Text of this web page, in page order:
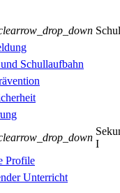
arrow_drop_down
Schullaufbahn
arrow_drop_down
I
Profile
Unterricht